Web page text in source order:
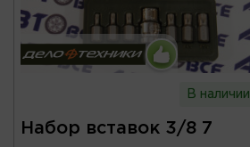
В наличии
Набор вставок 3/8 7